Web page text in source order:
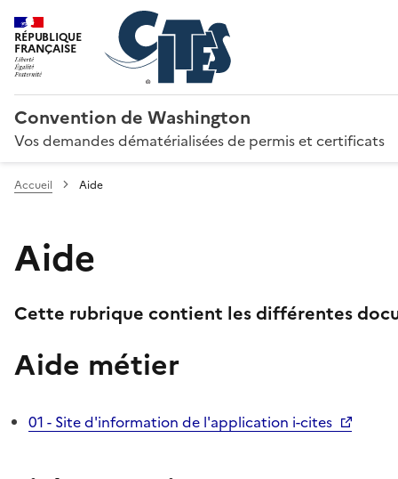
RÉPUBLIQUE
FRANÇAISE
Convention de Washington
Vos demandes dématérialisées de permis et certificats
Accueil Aide
Aide
Cette rubrique contient les différentes
Aide métier
01 - Site d'information de l'application i-cites